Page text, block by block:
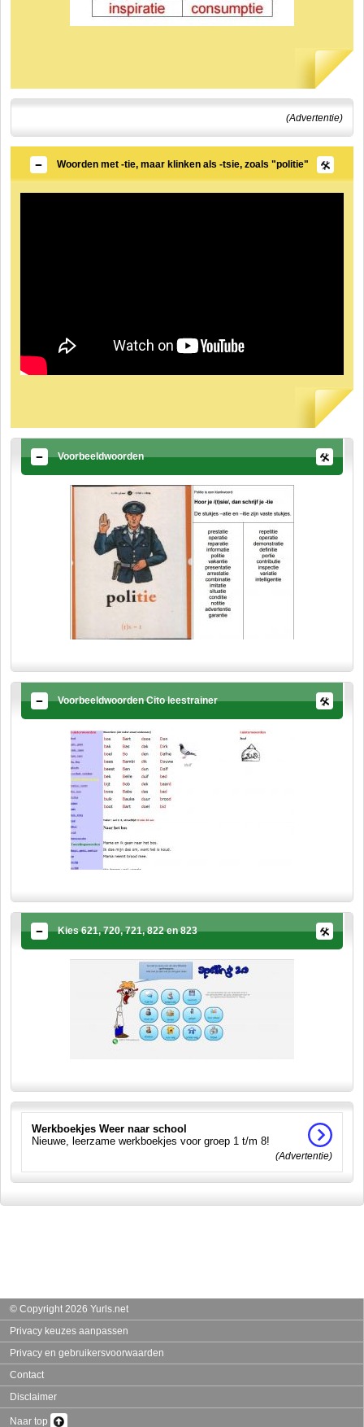
(Advertentie)
Woorden met -tie, maar klinken als -tsie, zoals "politie"
Voorbeeldwoorden
Voorbeeldwoorden Cito leestrainer
Kies 621, 720, 721, 822 en 823
Werkboekjes Weer naar school
Nieuwe, leerzame werkboekjes voor groep 1 t/m 8!
(Advertentie)
© Copyright 2026 Yurls.net
Privacy keuzes aanpassen
Privacy en gebruikersvoorwaarden
Contact
Disclaimer
Naar top